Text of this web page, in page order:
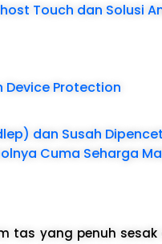
Touch dan Solusi
Device Protection
dan Susah
Cuma Seharga
tas yang penuh